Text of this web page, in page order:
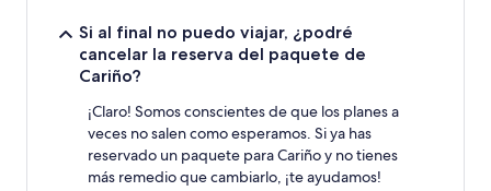
Si al final no puedo viajar, ¿podré
cancelar la reserva del paquete de
Cariño?
¡Claro! Somos conscientes de que los planes a
veces no salen como esperamos. Si ya has
reservado un paquete para Cariño y no tienes
más remedio que cambiarlo, ¡te ayudamos!